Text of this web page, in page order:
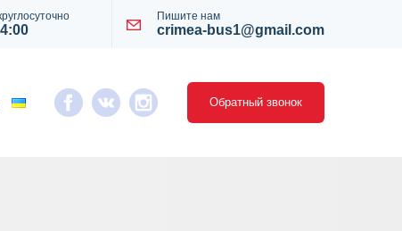
Пишите нам
crimea-bus1@gmail.com
Обратный звонок